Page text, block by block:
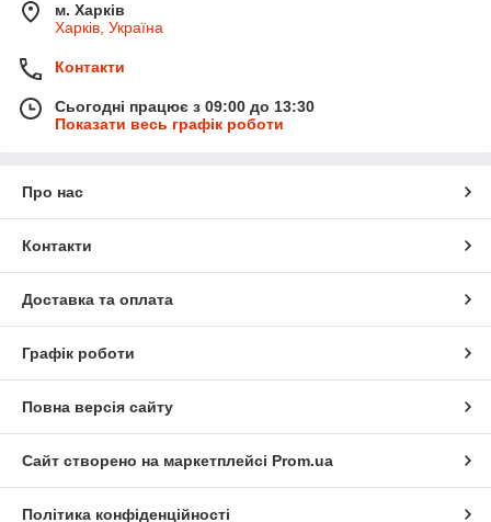
м. Харків
Харків, Україна
Контакти
Сьогодні працює з 09:00 до 13:30
Показати весь графік роботи
Про нас
Контакти
Доставка та оплата
Графік роботи
Повна версія сайту
Сайт створено на маркетплейсі Prom.ua
Політика конфіденційності